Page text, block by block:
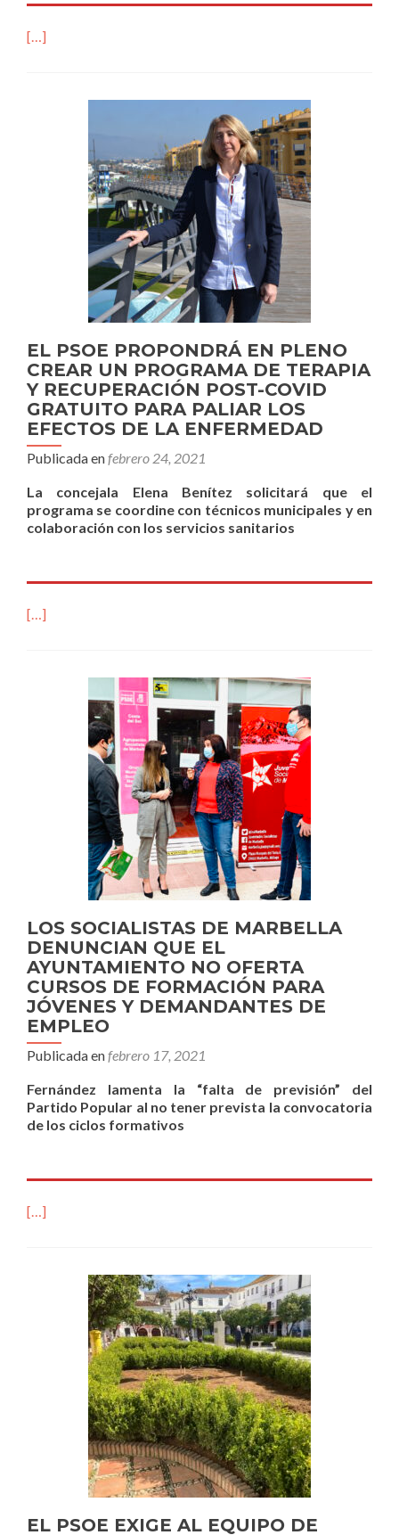
[…]
EL PSOE PROPONDRÁ EN PLENO
CREAR UN PROGRAMA DE TERAPIA
Y RECUPERACIÓN POST-COVID
GRATUITO PARA PALIAR LOS
EFECTOS DE LA ENFERMEDAD
Publicada enfebrero 24, 2021
La concejala Elena Benítez solicitará que el
programa se coordine con técnicos municipales y en
colaboración con los servicios sanitarios
[…]
LOS SOCIALISTAS DE MARBELLA
DENUNCIAN QUE EL
AYUNTAMIENTO NO OFERTA
CURSOS DE FORMACIÓN PARA
JÓVENES Y DEMANDANTES DE
EMPLEO
Publicada enfebrero 17, 2021
Fernández lamenta la “falta de previsión” del
Partido Popular al no tener prevista la convocatoria
de los ciclos formativos
[…]
EL PSOE EXIGE AL EQUIPO DE